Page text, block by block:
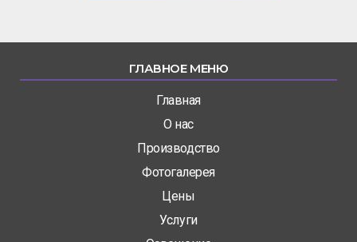
ГЛАВНОЕ МЕНЮ
Главная
О нас
Производство
Фотогалерея
Цены
Услуги